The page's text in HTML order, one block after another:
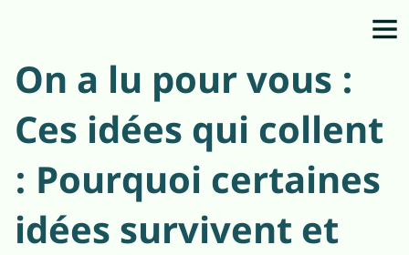
On a lu pour vous :
Ces idées qui collent
: Pourquoi certaines
idées survivent et